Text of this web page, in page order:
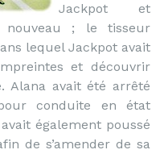
Jackpot et
nouveau ; le tisseur
lequel Jackpot avait
et découvrir
Alana avait été arrêté
conduite en état
également poussé
de s’amender de sa